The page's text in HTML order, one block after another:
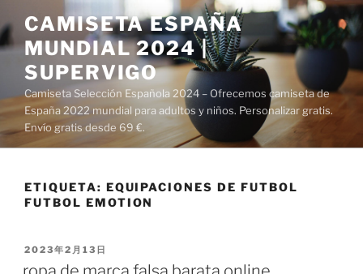
al
contenido
CAMISETA ESPAÑA
MUNDIAL 2024 |
SUPERVIGO
Camiseta Selección Española 2024 – Ofrecemos camiseta de
España 2022 mundial para adultos y niños. Personalizar gratis.
Envío gratis desde 69 €.
ETIQUETA: EQUIPACIONES DE FUTBOL
FUTBOL EMOTION
PUBLICADO
2023年2月13日